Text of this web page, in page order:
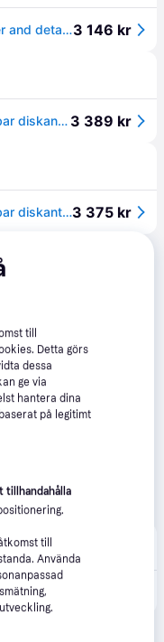
Lenco PA-220BK - PA with subwoofer and detachable tweeter column - Black3 146 kr
Lenco PA med subwoofer och avtagbar diskantpelare 3 389 kr
Lenco PA med subwoofer och avtagbar diskantpelare3 375 kr
till
Detta görs
dessa
ge via
hantera dina
på legitimt
tillhandahålla
till
Använda